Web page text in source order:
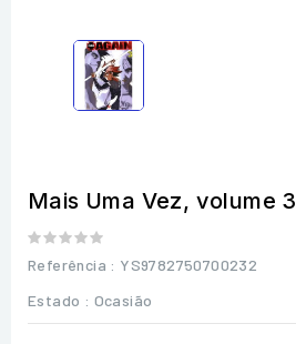
Mais Uma Vez, volume 3
Referência : YS9782750700232
Estado : Ocasião